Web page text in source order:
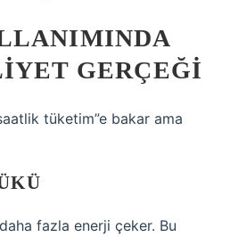
GERÇEĞI
tüketim”e bakar ama
fazla enerji çeker. Bu